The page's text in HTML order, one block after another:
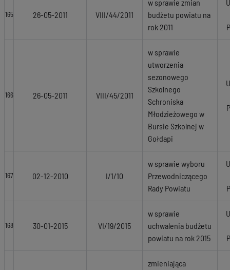
165 26-05-2011 VIII/44/2011
w sprawie zmian
budżetu powiatu na
rok 2011
166 26-05-2011 VIII/45/2011
w sprawie
utworzenia
sezonowego
Szkolnego
Schroniska
Młodzieżowego w
Bursie Szkolnej w
Gołdapi
167 02-12-2010 I/1/10
w sprawie wyboru
Przewodniczącego
Rady Powiatu
168 30-01-2015 VI/19/2015
w sprawie
uchwalenia budżetu
powiatu na rok 2015
zmieniająca